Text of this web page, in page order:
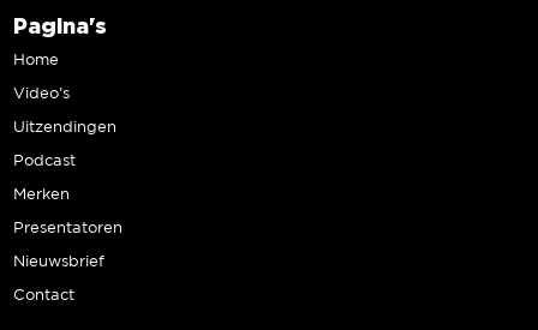
Pagina's
Home
Video’s
Uitzendingen
Podcast
Merken
Presentatoren
Nieuwsbrief
Contact